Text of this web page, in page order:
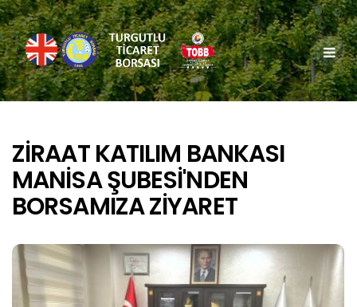
ZİRAAT KATILIM BANKASI
MANİSA ŞUBESİ'NDEN
BORSAMIZA ZİYARET